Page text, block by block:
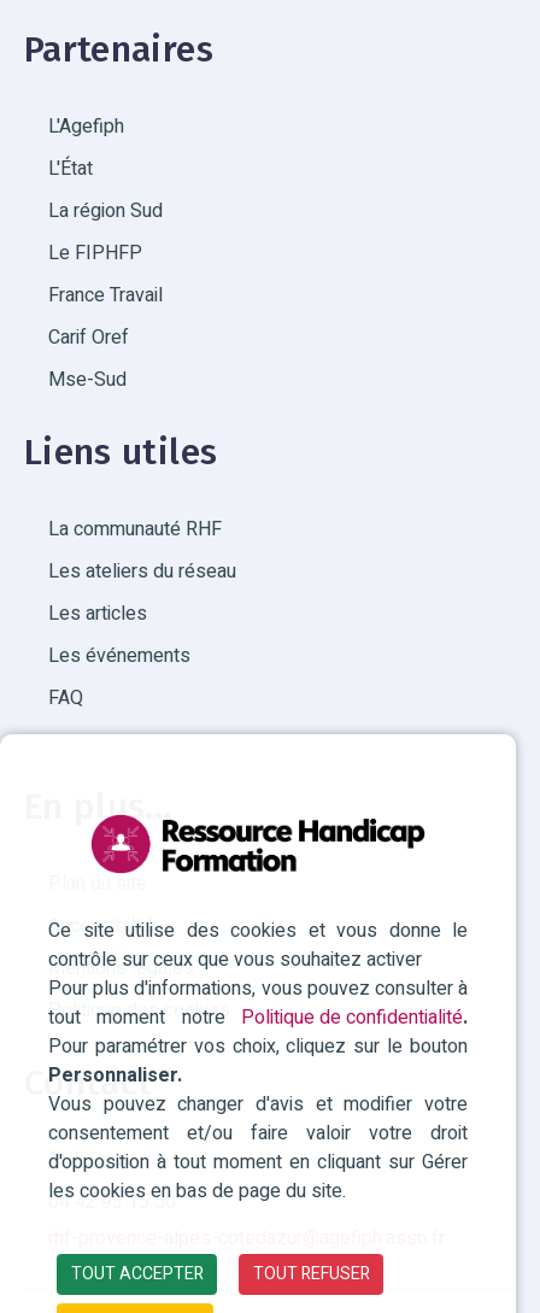
Ce site utilise des cookies et vous donne le
contrôle sur ceux que vous souhaitez activer
Pour plus d'informations, vous pouvez consulter à
tout moment notre Politique de confidentialité.
Pour paramétrer vos choix, cliquez sur le bouton
Personnaliser.
Vous pouvez changer d'avis et modifier votre
consentement et/ou faire valoir votre droit
d'opposition à tout moment en cliquant sur Gérer
les cookies en bas de page du site.
TOUT ACCEPTER
TOUT REFUSER
Partenaires
L'Agefiph
L'État
La région Sud
Le FIPHFP
France Travail
Carif Oref
Mse-Sud
Liens utiles
La communauté RHF
Les ateliers du réseau
Les articles
Les événements
FAQ
En plus...
Plan du site
Accessibilité
Mentions légales
Politique des cookies
Contact
RHF Paca
04 42 93 15 50